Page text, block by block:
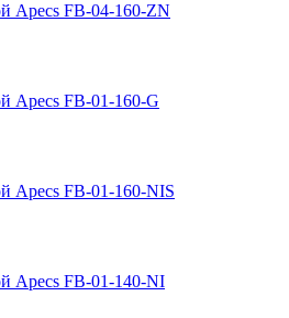
Apecs FB-04-160-ZN
Apecs FB-01-160-G
Apecs FB-01-160-NIS
Apecs FB-01-140-NI